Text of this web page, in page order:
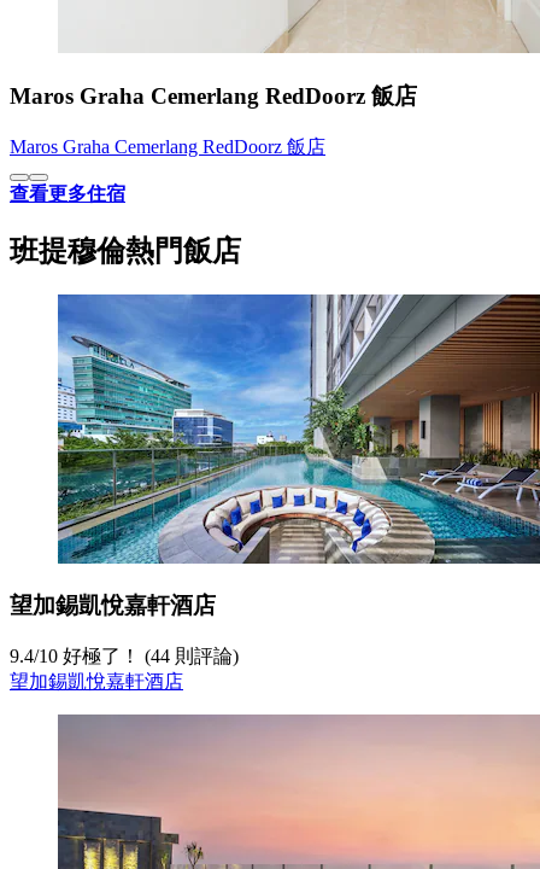
Maros Graha Cemerlang RedDoorz 飯店
Maros Graha Cemerlang RedDoorz 飯店
查看更多住宿
班提穆倫熱門飯店
望加錫凱悅嘉軒酒店
9.4/10 好極了！ (44 則評論)
望加錫凱悅嘉軒酒店